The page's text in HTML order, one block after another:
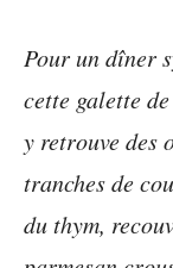
Pour un dîner
cette galette
y retrouve des
tranches de
du thym,